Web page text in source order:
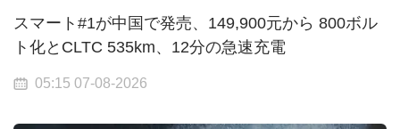
スマート#1が中国で発売、149,900元から 800ボル
ト化とCLTC 535km、12分の急速充電
05:15 07-08-2026